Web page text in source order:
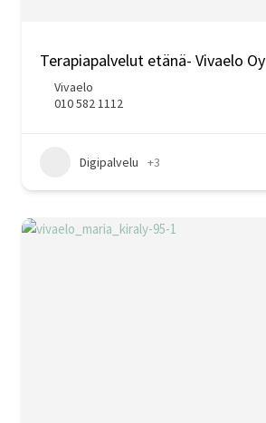
Terapiapalvelut etänä- Vivaelo Oy
Vivaelo
010 582 1112
Digipalvelu +3